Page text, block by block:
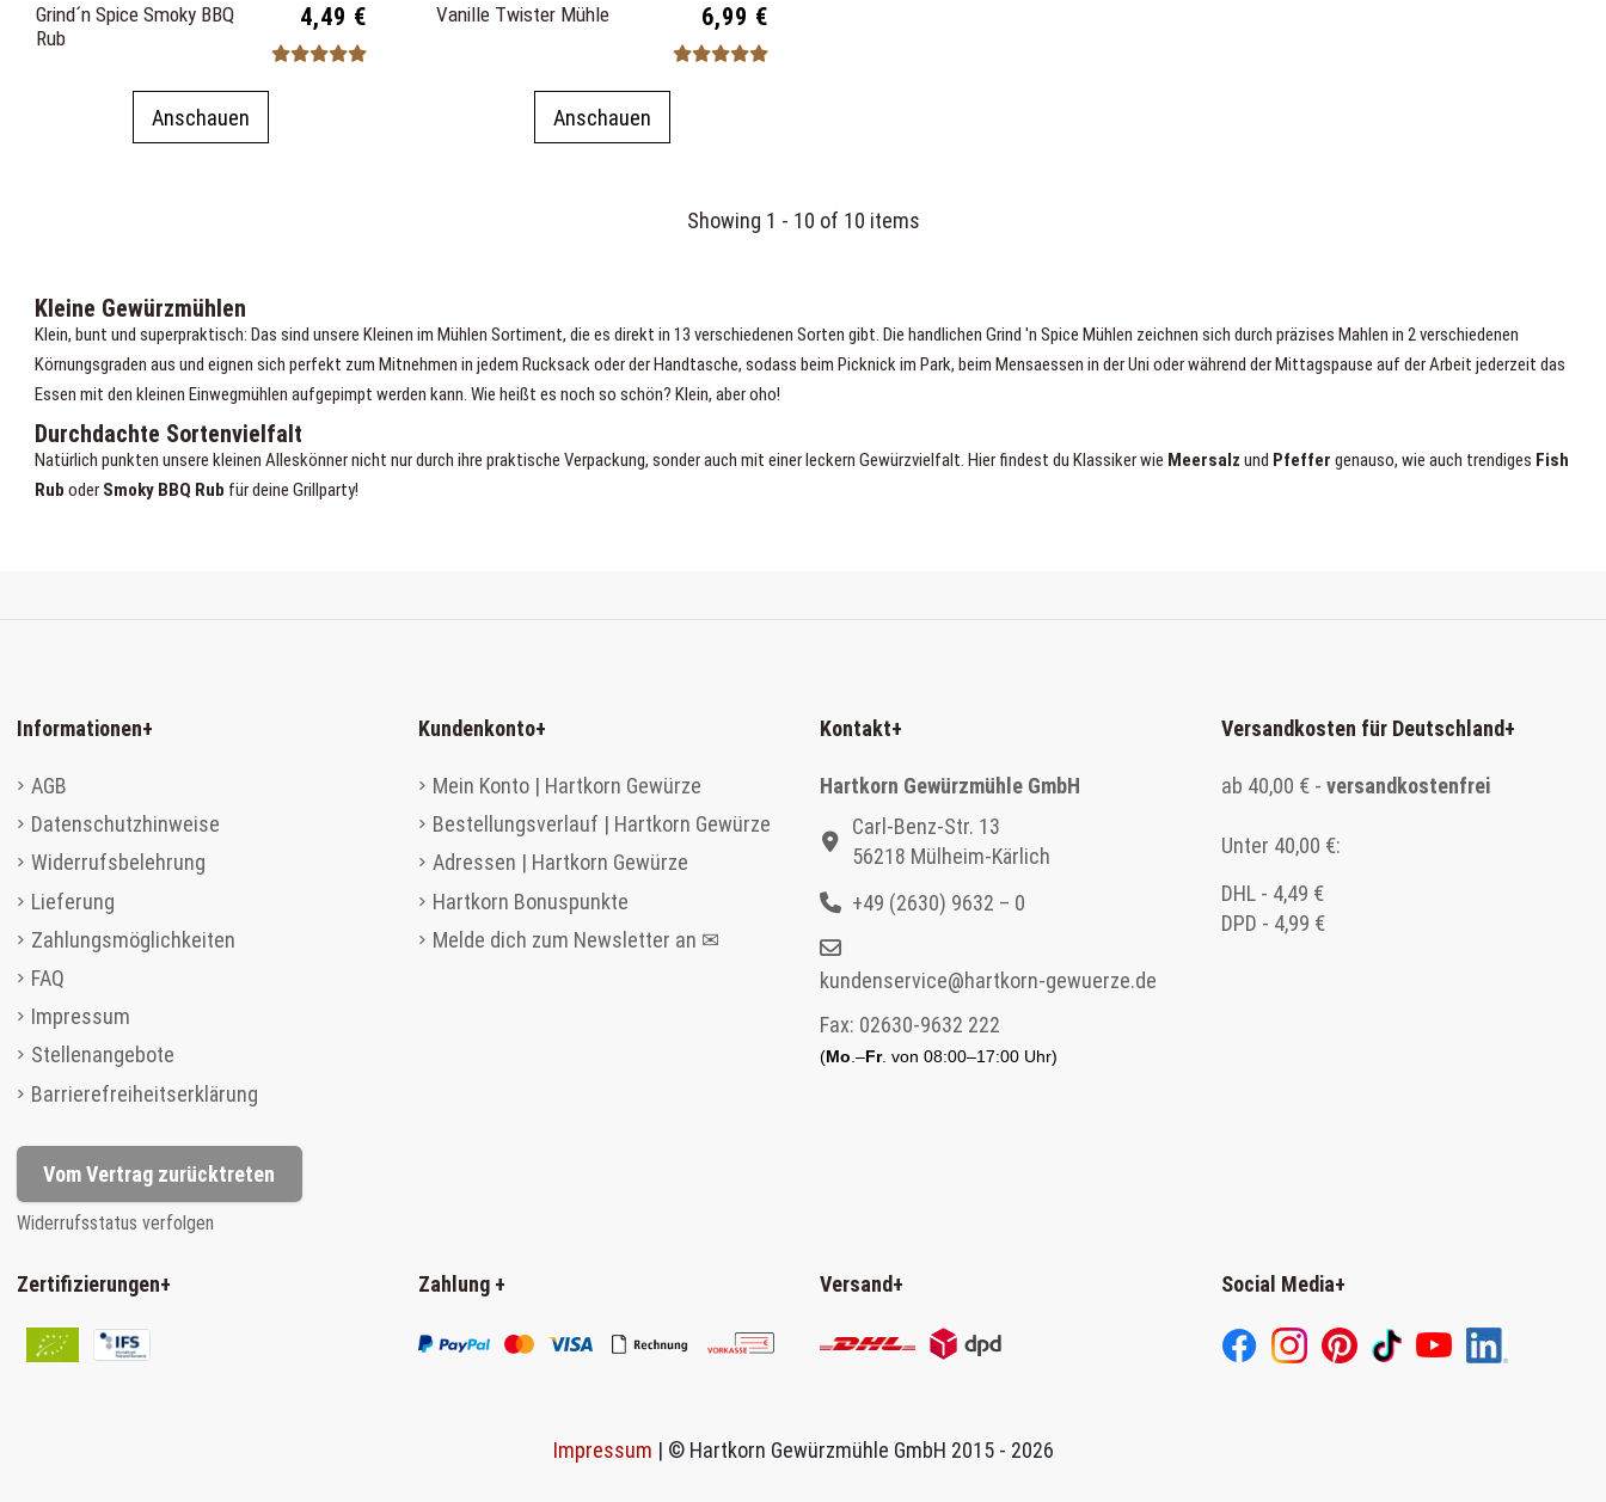
Grind´n Spice Smoky BBQ
Rub
4,49 €
Anschauen
Vanille Twister Mühle 6,99 €
Anschauen
Showing 1 - 10 of 10 items
Kleine Gewürzmühlen
Klein, bunt und superpraktisch: Das sind unsere Kleinen im Mühlen Sortiment, die es direkt in 13 verschiedenen Sorten gibt. Die handlichen Grind 'n Spice Mühlen zeichnen sich durch präzises Mahlen in 2 verschiedenen
Körnungsgraden aus und eignen sich perfekt zum Mitnehmen in jedem Rucksack oder der Handtasche, sodass beim Picknick im Park, beim Mensaessen in der Uni oder während der Mittagspause auf der Arbeit jederzeit das
Essen mit den kleinen Einwegmühlen aufgepimpt werden kann. Wie heißt es noch so schön? Klein, aber oho!
Durchdachte Sortenvielfalt
Natürlich punkten unsere kleinen Alleskönner nicht nur durch ihre praktische Verpackung, sonder auch mit einer leckern Gewürzvielfalt. Hier findest du Klassiker wie Meersalz und Pfeffer genauso, wie auch trendiges Fish
Rub oder Smoky BBQ Rub für deine Grillparty!
Informationen+
AGB
Datenschutzhinweise
Widerrufsbelehrung
Lieferung
Zahlungsmöglichkeiten
FAQ
Impressum
Stellenangebote
Barrierefreiheitserklärung
Kundenkonto+
Mein Konto | Hartkorn Gewürze
Bestellungsverlauf | Hartkorn Gewürze
Adressen | Hartkorn Gewürze
Hartkorn Bonuspunkte
Melde dich zum Newsletter an ✉
Kontakt+
Hartkorn Gewürzmühle GmbH
Carl-Benz-Str. 13
56218 Mülheim-Kärlich
+49 (2630) 9632 – 0
kundenservice@hartkorn-gewuerze.de
Fax: 02630-9632 222
(Mo .–Fr. von 08:00–17:00 Uhr)
Versandkosten für Deutschland+
ab 40,00 € - versandkostenfrei
Unter 40,00 €:
DHL - 4,49 €
DPD - 4,99 €
Vom Vertrag zurücktreten
Widerrufsstatus verfolgen
Zertifizierungen+ Zahlung + Versand+ Social Media+
Impressum | © Hartkorn Gewürzmühle GmbH 2015 - 2026